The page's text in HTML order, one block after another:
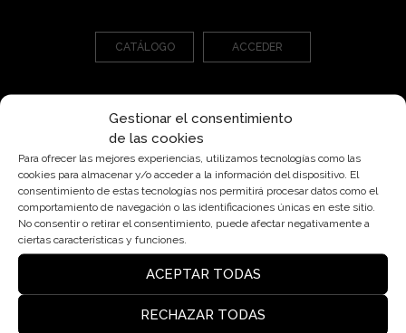
Gestionar el consentimiento
de las cookies
Para ofrecer las mejores experiencias, utilizamos tecnologías como las
cookies para almacenar y/o acceder a la información del dispositivo. El
consentimiento de estas tecnologías nos permitirá procesar datos como el
comportamiento de navegación o las identificaciones únicas en este sitio.
No consentir o retirar el consentimiento, puede afectar negativamente a
ciertas características y funciones.
ACEPTAR TODAS
RECHAZAR TODAS
CATÁLOGO ACCEDER
Pl. Cardona, 7, Bjs 2ª, 08006 Barcelona
insolit@insolitbcn.com
+34 932 50 76 40
Lámparas